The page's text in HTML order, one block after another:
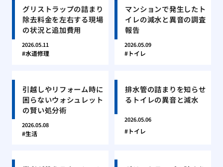
グリストラップの詰まり
除去料金を左右する現場
の状況と追加費用
2026.05.11
水道修理
マンションで発生したト
イレの減水と異音の調査
報告
2026.05.09
トイレ
引越しやリフォーム時に
困らないウォシュレット
の賢い処分術
2026.05.08
生活
排水管の詰まりを知らせ
るトイレの異音と減水
2026.05.06
トイレ